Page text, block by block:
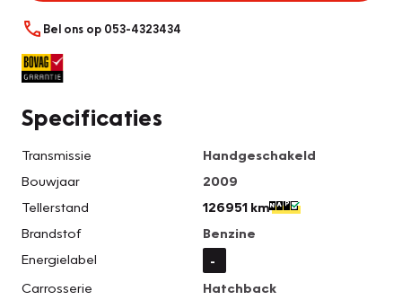
Bel ons op 053-4323434
Specificaties
Transmissie
Handgeschakeld
Bouwjaar
2009
Tellerstand
126951 km
Brandstof
Benzine
Energielabel
-
Carrosserie
Hatchback